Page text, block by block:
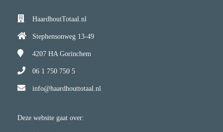
HaardhoutTotaal.nl
Stephensonweg 13-49
4207 HA Gorinchem
06 1 750 750 5
info@haardhouttotaal.nl
Deze website gaat over: